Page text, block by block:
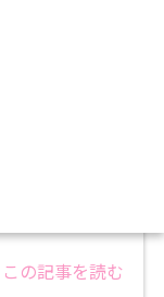
この記事を読む